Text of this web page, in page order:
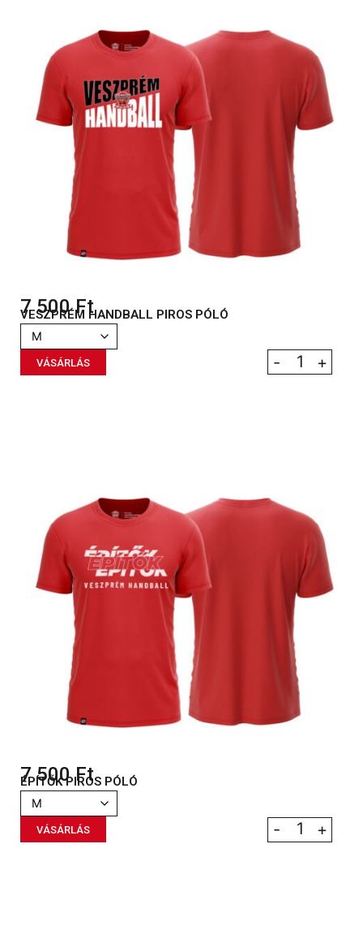
7 500Ft
VESZPRÉM HANDBALL PIROS PÓLÓ
- +
VÁSÁRLÁS
7 500Ft
ÉPÍTŐK PIROS PÓLÓ
- +
VÁSÁRLÁS